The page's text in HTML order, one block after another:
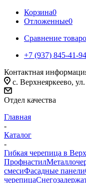
Корзина0
Отложенные0
Сравнение
+7 (937) 845-41-94
Контактная
с. Верхнеяркеево,
Отдел качества
Главная
-
Каталог
-
Гибкая черепица в
Профнастил
смесиФасадные панели
черепица